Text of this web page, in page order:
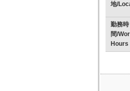
地/
勤務時
間/
Hours